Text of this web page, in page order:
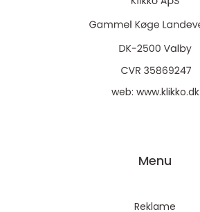
web: www.klikko.dk
Menu
Reklame